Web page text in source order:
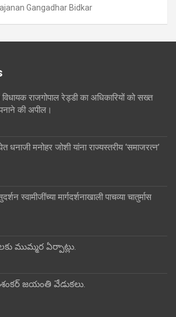
Gangadhar Bidkar
राजगोपाल रेड्डी का अधिकारियों को सख्त
की अपील।
धनाजी मनोहर जोशी यांना राज्यस्तरीय ‘समाजरत्न’
स्वामीजींच्या मार्गदर्शनाखाली पाचव्या चातुर्मास
ముమ్మర ఏర్పాట్లు.
జయంతి వేడుకలు.